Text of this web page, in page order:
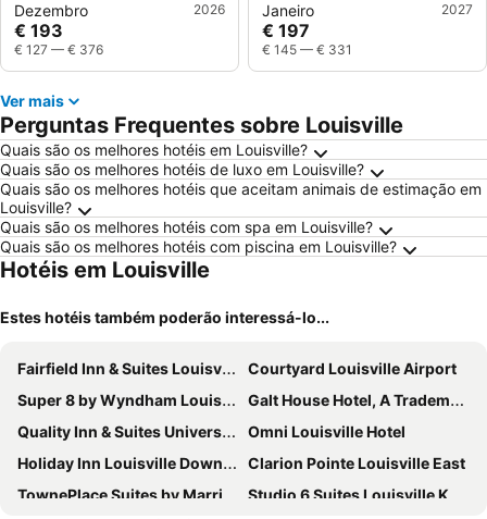
Dezembro 2026
€ 193
€ 127 — € 376
Janeiro 2027
€ 197
€ 145 — € 331
Ver mais
Perguntas Frequentes sobre Louisville
Quais são os melhores hotéis em Louisville?
Quais são os melhores hotéis de luxo em Louisville?
Quais são os melhores hotéis que aceitam animais de estimação em
Louisville?
Quais são os melhores hotéis com spa em Louisville?
Quais são os melhores hotéis com piscina em Louisville?
Hotéis em Louisville
Estes hotéis também poderão interessá-lo...
Fairfield Inn & Suites Louisville North
Courtyard Louisville Airport
Super 8 by Wyndham Louisville Airport
Galt House Hotel, A Trademark Collection Hotel
Quality Inn & Suites University/Airport
Omni Louisville Hotel
Holiday Inn Louisville Downtown By Ihg
Clarion Pointe Louisville East
TownePlace Suites by Marriott Louisville Downtown
Studio 6 Suites Louisville KY Airport/Expo Center